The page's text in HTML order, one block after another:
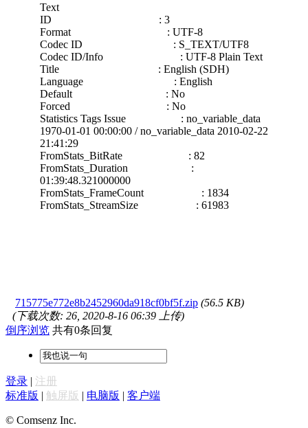
Text
ID : 3
Format : UTF-8
Codec ID : S_TEXT/UTF8
Codec ID/Info : UTF-8 Plain Text
Title : English (SDH)
Language : English
Default : No
Forced : No
Statistics Tags Issue : no_variable_data
1970-01-01 00:00:00 / no_variable_data 2010-02-22
21:41:29
FromStats_BitRate : 82
FromStats_Duration :
01:39:48.321000000
FromStats_FrameCount : 1834
FromStats_StreamSize : 61983
715775e772e8b2452960da918cf0bf5f.zip (56.5 KB)
(下载次数: 26, 2020-8-16 06:39 上传)
倒序浏览 共有0条回复
登录 | 注册
标准版 | 触屏版 | 电脑版 | 客户端
© Comsenz Inc.